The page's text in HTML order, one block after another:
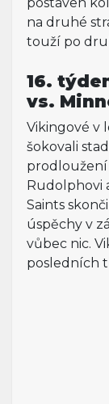
na druhé
touží po
16.
vs.
Vikingové v
šokovali
Rudolphovi
Saints
úspěchy v
vůbec nic.
posledních